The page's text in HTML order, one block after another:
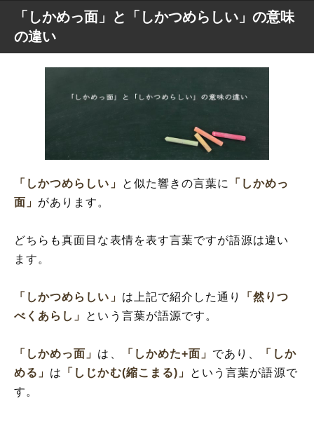
「しかめっ面」と「しかつめらしい」の意味
の違い
「しかつめらしい」 と似た響きの言葉に
「しかめっ
面」 があります。
どちらも真面目な表情を表す言葉ですが語源は違い
ます。
「しかつめらしい」 は上記で紹介した通り
「然りつ
べくあらし」 という言葉が語源です。
「しかめっ面」 は、 「しかめた+面」 であり、
「しか
める」 は 「しじかむ(縮こまる)」
という言葉が語源で
す。